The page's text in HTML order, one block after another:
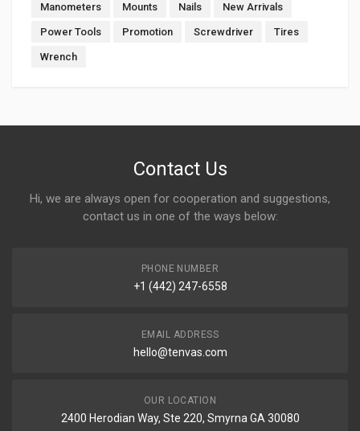
Manometers Mounts Nails New Arrivals
Power Tools Promotion Screwdriver Tires
Wrench
Contact Us
Hi, we are always open for cooperation and suggestions,
contact us in one of the ways below:
PHONE NUMBER
+1 (442) 247-6558
EMAIL ADDRESS
hello@tenvas.com
OUR LOCATION
2400 Herodian Way, Ste 220, Smyrna GA 30080